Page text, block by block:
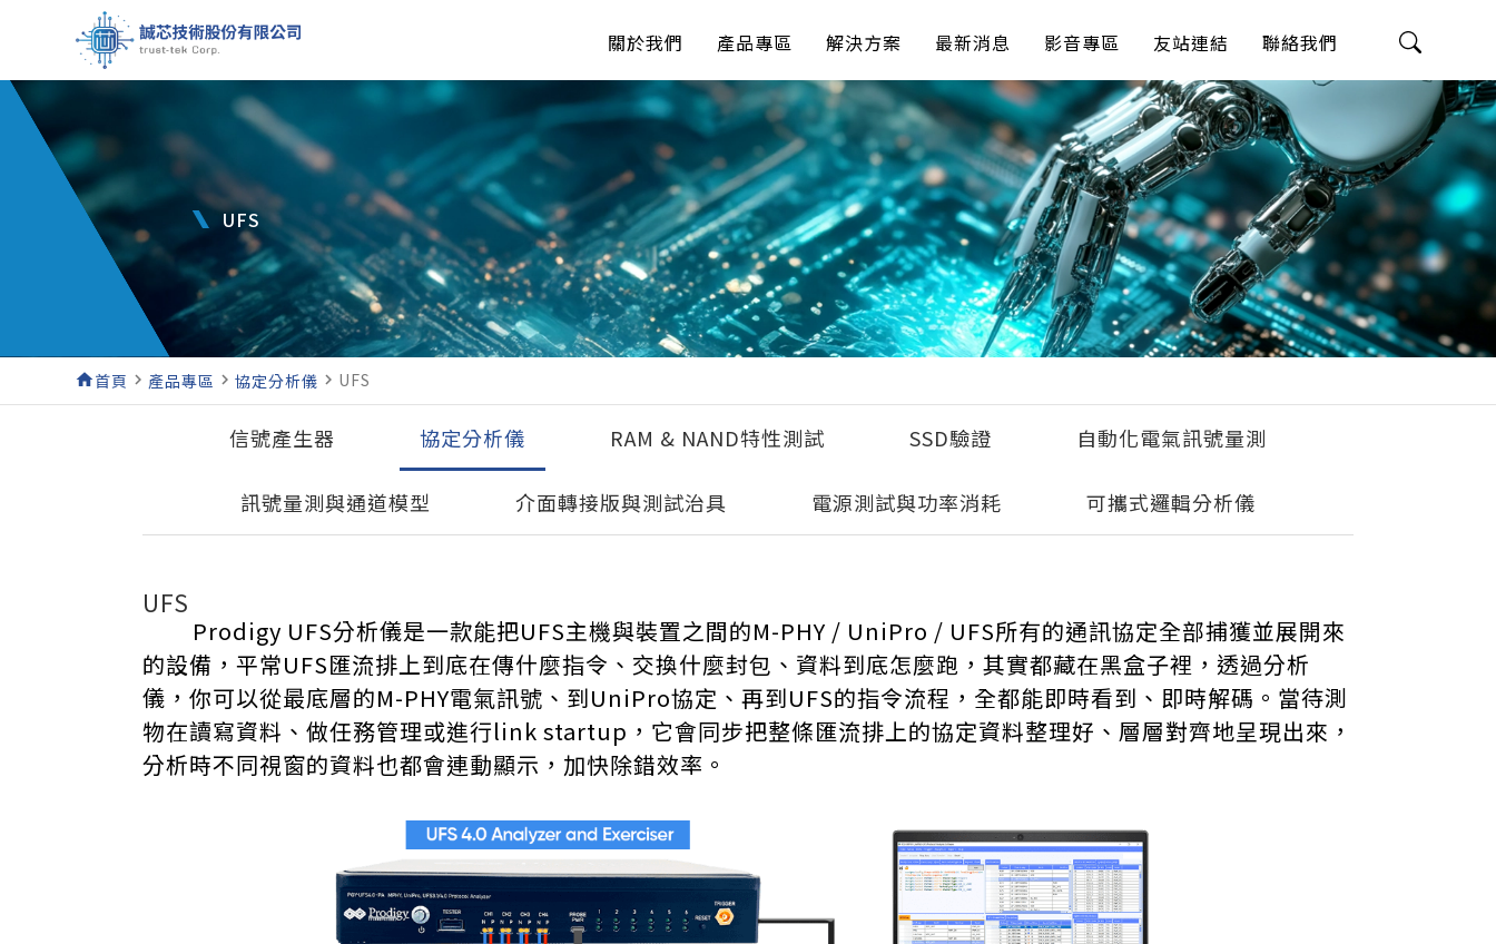
關於我們 產品專區 解決方案 最新消息 影音專區 友站連結 聯絡我們
UFS
home首頁 navigate_next 產品專區 navigate_next協定分析儀 navigate_next UFS
信號產生器 協定分析儀 RAM & NAND特性測試 SSD驗證 自動化電氣訊號量測
訊號量測與通道模型 介面轉接版與測試治具 電源測試與功率消耗 可攜式邏輯分析儀
UFS
Prodigy UFS分析儀是一款能把UFS主機與裝置之間的M-PHY / UniPro / UFS所有的通訊協定全部捕獲並展開來
的設備，平常UFS匯流排上到底在傳什麼指令、交換什麼封包、資料到底怎麼跑，其實都藏在黑盒子裡，透過分析
儀，你可以從最底層的M-PHY電氣訊號、到UniPro協定、再到UFS的指令流程，全都能即時看到、即時解碼。當待測
物在讀寫資料、做任務管理或進行link startup，它會同步把整條匯流排上的協定資料整理好、層層對齊地呈現出來，
分析時不同視窗的資料也都會連動顯示，加快除錯效率。